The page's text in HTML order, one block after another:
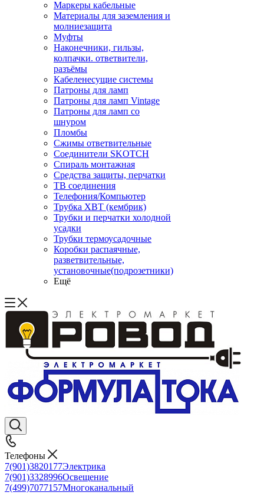
Маркеры кабельные
Материалы для заземления и
молниезащита
Муфты
Наконечники, гильзы,
колпачки. ответвители,
разъёмы
Кабеленесущие системы
Патроны для ламп
Патроны для ламп Vintage
Патроны для ламп со
шнуром
Пломбы
Сжимы ответвительные
Соединители SKOTCH
Спираль монтажная
Средства защиты, перчатки
ТВ соединения
Телефония/Компьютер
Трубка ХВТ (кембрик)
Трубки и перчатки холодной
усадки
Трубки термоусадочные
Коробки распаячные,
разветвительные,
установочные(подрозетники)
Ещё
Телефоны
7(901)3820177Электрика
7(901)3328996Освещение
7(499)7077157Многоканальный